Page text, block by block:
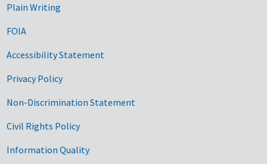
Plain Writing
FOIA
Accessibility Statement
Privacy Policy
Non-Discrimination Statement
Civil Rights Policy
Information Quality